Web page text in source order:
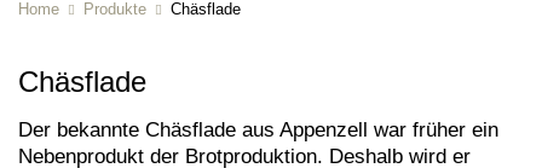
Home Produkte Chäsflade
Chäsflade
Der bekannte Chäsflade aus Appenzell war früher ein
Nebenprodukt der Brotproduktion. Deshalb wird er